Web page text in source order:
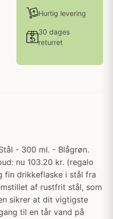
Hurtig levering
30 dages
returret
- 300 ml. - Blågrøn.
nu 103.20 kr. (regalo
fin drikkeflaske i stål fra
af rustfrit stål, som
sikrer at dit vigtigste
til en tår vand på